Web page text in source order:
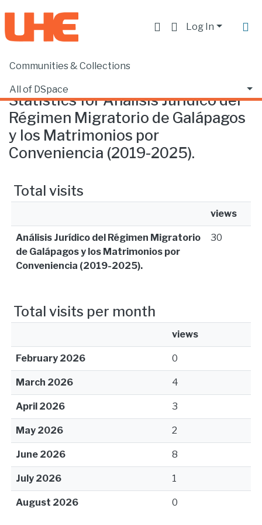
Log In
Communities & Collections
All of DSpace
Home Statistics
Statistics for Análisis Jurídico del
Régimen Migratorio de Galápagos
y los Matrimonios por
Conveniencia (2019-2025).
Total visits
views
Análisis Jurídico del Régimen Migratorio
de Galápagos y los Matrimonios por
Conveniencia (2019-2025).
30
Total visits per month
views
February 2026 0
March 2026 4
April 2026 3
May 2026 2
June 2026 8
July 2026 1
August 2026 0